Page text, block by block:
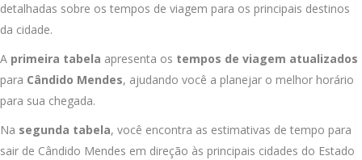
detalhadas sobre os tempos de viagem para os principais destinos
da cidade.
A primeira tabela apresenta os tempos de viagem atualizados
para Cândido Mendes, ajudando você a planejar o melhor horário
para sua chegada.
Na segunda tabela, você encontra as estimativas de tempo para
sair de Cândido Mendes em direção às principais cidades do Estado